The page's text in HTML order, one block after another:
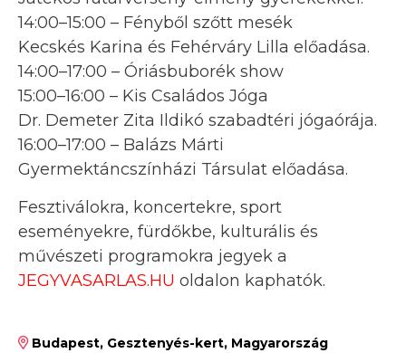
14:00–15:00 – Fényből szőtt mesék
Kecskés Karina és Fehérváry Lilla előadása.
14:00–17:00 – Óriásbuborék show
15:00–16:00 – Kis Családos Jóga
Dr. Demeter Zita Ildikó szabadtéri jógaórája.
16:00–17:00 – Balázs Márti
Gyermektáncszínházi Társulat előadása.
Fesztiválokra, koncertekre, sport
eseményekre, fürdőkbe, kulturális és
művészeti programokra jegyek a
JEGYVASARLAS.HU oldalon kaphatók.
Budapest, Gesztenyés-kert, Magyarország